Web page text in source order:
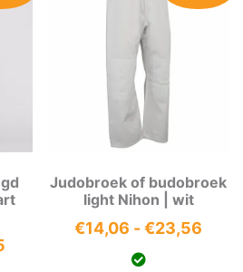
Judobroek of budobroek
light Nihon | wit
€14,06 -€23,56